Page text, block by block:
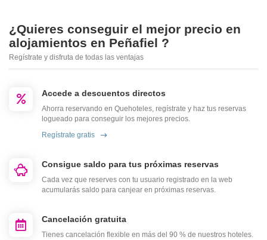
¿Quieres conseguir el mejor precio en
alojamientos en Peñafiel ?
Regístrate y disfruta de todas las ventajas
Accede a descuentos directos
Ahorra reservando en Quehoteles, regístrate y haz tus reservas
logueado para conseguir los mejores precios.
Regístrate gratis
Consigue saldo para tus próximas reservas
Cada vez que reserves con tu usuario registrado en la web
acumularás saldo para canjear en próximas reservas.
Cancelación gratuita
Tienes cancelación flexible en más del 90 % de nuestros hoteles.